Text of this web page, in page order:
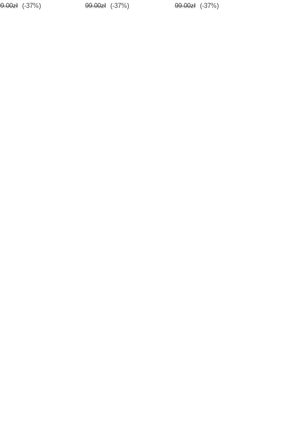
(-37%) 99.00zł (-37%) 99.00zł (-37%)